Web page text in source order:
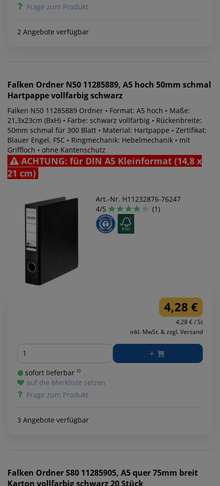
Frage zum Produkt
2 Angebote verfügbar
Falken Ordner N50 11285889, A5 hoch 50mm schmal
Hartpappe vollfarbig schwarz
Falken N50 11285889 Ordner • Format: A5 hoch • Maße:
21,3x23cm (BxH) • Farbe: schwarz vollfarbig • Rückenbreite:
50mm schmal für 300 Blatt • Material: Hartpappe • Zertifikat:
Blauer Engel, FSC • Ringmechanik: Hebelmechanik • mit
Griffloch • ohne Kantenschutz
ACHTUNG: für DIN A5 Kleinformat (14,8 x
21 cm)
Art.-Nr. H11232876-76247
4/5
(1)
4,28 €
4.28 € / St
inkl. MwSt. & zzgl. Versand
Menge
sofort lieferbar ¹⁾
auf die Merkliste setzen
Frage zum Produkt
3 Angebote verfügbar
Falken Ordner S80 11285905, A5 quer 75mm breit
Karton vollfarbig schwarz 20 Stück